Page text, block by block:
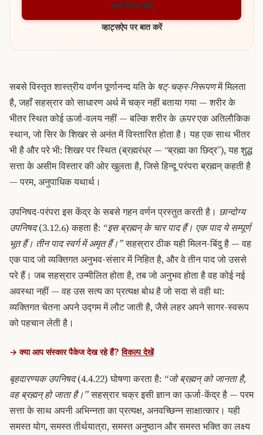
सभी पैकेज देखें
व्हाट्सऐप पर बात करें
सबसे विस्तृत शास्त्रीय वर्णन पूर्णानन्द यति के षट्-चक्र-निरूपणमें मिलता
है, जहाँ सहस्रार को साधारण अर्थ में चक्र नहीं बताया गया — शरीर के
भीतर स्थित कोई ऊर्जा-वलय नहीं — बल्कि शरीर के ऊपरएक अतिलौकिक
स्थान, जो सिर के शिखर से अनंत में विस्तारित होता है। यह एक साथ भीतर
भी है और परे भी: शिखर पर स्थित (ब्रह्मरंध्र — “ब्रह्मा का छिद्र”), यह शुद्ध
सत्ता के असीम विस्तार की ओर खुलता है, जिसे हिन्दू परंपरा ब्रह्मन् कहती है
— परम, अनुपाधिक यथार्थ।
उपनिषद-परंपरा इस केंद्र के सबसे गहन वर्णन प्रस्तुत करती है। छान्दोग्य
उपनिषद(3.12.6) कहता है: “इस ब्रह्मन् के चार पाद हैं। एक पाद ये सम्पूर्ण
भूत हैं। तीन पाद स्वर्ग में अमृत हैं।”सहस्रार ठीक यही मिलन-बिंदु है — वह
एक पाद जो व्यक्तिगत अनुभव-संसार में निहित है, और वे तीन पाद जो उससे
परे हैं। जब सहस्रार उन्मीलित होता है, तब जो अनुभव होता है वह कोई नई
अवस्था नहीं — वह उस सत्य का प्रत्यक्ष बोध है जो सदा से वही था:
व्यक्तिगत चेतना अपने उद्गम में लौट जाती है, जैसे लहर अपने सागर-स्वरूप
को पहचान लेती है।
→ क्या आप संस्कार पैकेज देख रहे हैं?विकल्प देखें
बृहदारण्यक उपनिषद(4.4.22) घोषणा करता है: “जो ब्रह्मन् को जानता है,
वह ब्रह्मन् हो जाता है।”सहस्रार चक्र इसी ज्ञान का ऊर्जा-केंद्र है — परम
सत्ता के साथ अपनी अभिन्नता का प्रत्यक्ष, अनवच्छिन्न साक्षात्कार। यही
समस्त योग, समस्त तीर्थयात्रा, समस्त अनुष्ठान और समस्त भक्ति का लक्ष्य